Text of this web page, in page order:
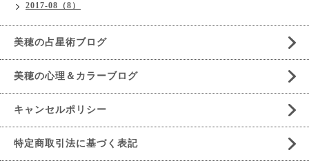
2017-08（8）
美穂の占星術ブログ
美穂の心理＆カラーブログ
キャンセルポリシー
特定商取引法に基づく表記